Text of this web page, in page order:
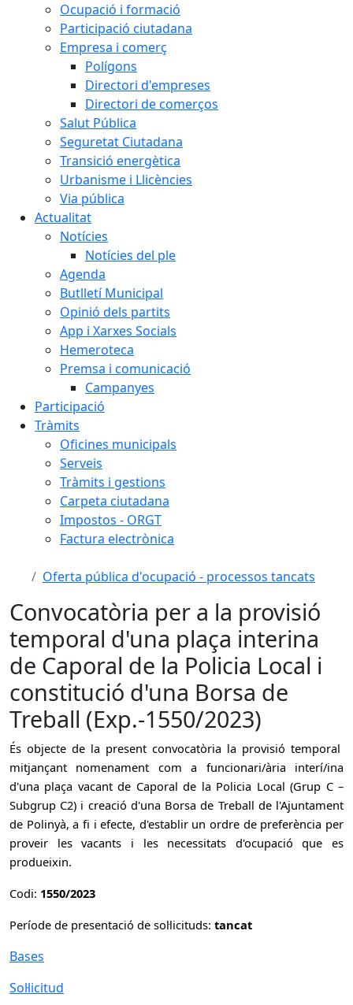
Ocupació i formació
Participació ciutadana
Empresa i comerç
Polígons
Directori d'empreses
Directori de comerços
Salut Pública
Seguretat Ciutadana
Transició energètica
Urbanisme i Llicències
Via pública
Actualitat
Notícies
Notícies del ple
Agenda
Butlletí Municipal
Opinió dels partits
App i Xarxes Socials
Hemeroteca
Premsa i comunicació
Campanyes
Participació
Tràmits
Oficines municipals
Serveis
Tràmits i gestions
Carpeta ciutadana
Impostos - ORGT
Factura electrònica
Oferta pública d'ocupació - processos tancats
Convocatòria per a la provisió
temporal d'una plaça interina
de Caporal de la Policia Local i
constitució d'una Borsa de
Treball (Exp.-1550/2023)
És objecte de la present convocatòria la provisió temporal
mitjançant nomenament com a funcionari/ària interí/ina
d'una plaça vacant de Caporal de la Policia Local (Grup C –
Subgrup C2) i creació d'una Borsa de Treball de l'Ajuntament
de Polinyà, a fi i efecte, d'establir un ordre de preferència per
proveir les vacants i les necessitats d'ocupació que es
produeixin.
Codi: 1550/2023
Període de presentació de sol·licituds: tancat
Bases
Sol·licitud